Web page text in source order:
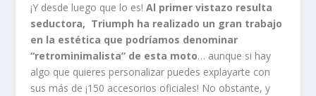
¡Y desde luego que lo es! Al primer vistazo resulta
seductora, Triumph ha realizado un gran trabajo
en la estética que podríamos denominar
“retrominimalista” de esta moto… aunque si hay
algo que quieres personalizar puedes explayarte con
sus más de ¡150 accesorios oficiales! No obstante, y